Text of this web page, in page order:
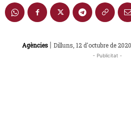
Agències | Dilluns, 12 d'octubre de 2020
- Publicitat -